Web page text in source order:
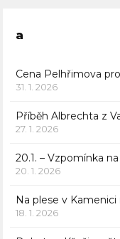
a
Cena Pelhřimova
31. 1. 2026
Příběh Albrechta z
27. 1. 2026
20.1. – Vzpomínka
20. 1. 2026
Na plese v Kamenici
18. 1. 2026